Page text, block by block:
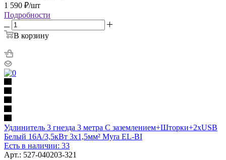
1 590 ₽/шт
Подробности
В корзину
Удлинитель 3 гнезда 3 метра С заземлением+Шторки+2хUSB
Белый 16А/3,5кВт 3х1,5мм² Myra EL-BI
Есть в наличии: 33
Арт.: 527-040203-321